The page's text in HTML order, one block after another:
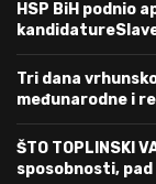
HSP BiH podnio
Tri dana
međunarodne i
ŠTO TOPLINSKI
sposobnosti,